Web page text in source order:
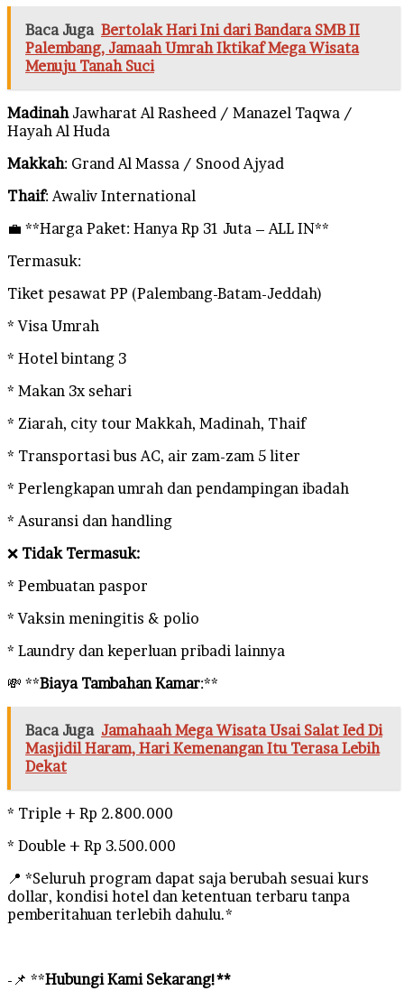
Baca Juga Bertolak Hari Ini dari Bandara SMB II
Palembang, Jamaah Umrah Iktikaf Mega Wisata
Menuju Tanah Suci
MadinahJawharat Al Rasheed / Manazel Taqwa /
Hayah Al Huda
Makkah: Grand Al Massa / Snood Ajyad
Thaif: Awaliv International
💼 **Harga Paket: Hanya Rp 31 Juta – ALL IN**
Termasuk:
Tiket pesawat PP (Palembang-Batam-Jeddah)
* Visa Umrah
* Hotel bintang 3
* Makan 3x sehari
* Ziarah, city tour Makkah, Madinah, Thaif
* Transportasi bus AC, air zam-zam 5 liter
* Perlengkapan umrah dan pendampingan ibadah
* Asuransi dan handling
❌ Tidak Termasuk:
* Pembuatan paspor
* Vaksin meningitis & polio
* Laundry dan keperluan pribadi lainnya
💸 **Biaya Tambahan Kamar:**
Baca Juga Jamahaah Mega Wisata Usai Salat Ied Di
Masjidil Haram, Hari Kemenangan Itu Terasa Lebih
Dekat
* Triple + Rp 2.800.000
* Double + Rp 3.500.000
📍 *Seluruh program dapat saja berubah sesuai kurs
dollar, kondisi hotel dan ketentuan terbaru tanpa
pemberitahuan terlebih dahulu.*
-📌 **Hubungi Kami Sekarang!**